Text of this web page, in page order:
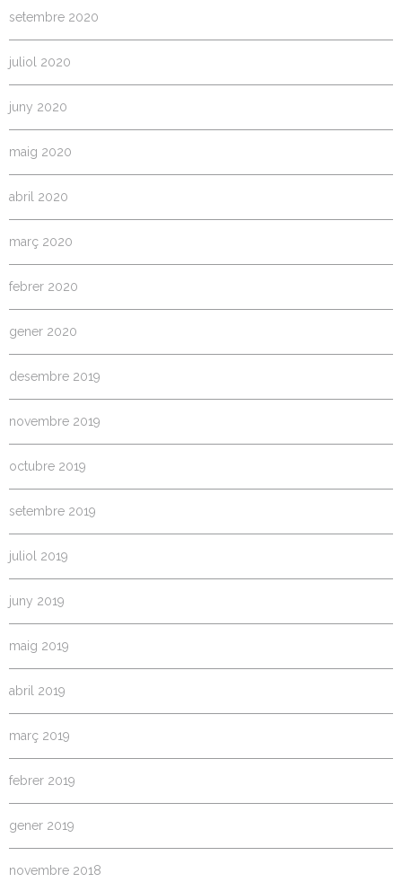
setembre 2020
juliol 2020
juny 2020
maig 2020
abril 2020
març 2020
febrer 2020
gener 2020
desembre 2019
novembre 2019
octubre 2019
setembre 2019
juliol 2019
juny 2019
maig 2019
abril 2019
març 2019
febrer 2019
gener 2019
novembre 2018